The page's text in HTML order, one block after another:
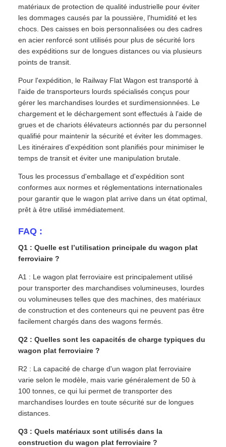
matériaux de protection de qualité industrielle pour éviter
les dommages causés par la poussière, l'humidité et les
chocs. Des caisses en bois personnalisées ou des cadres
en acier renforcé sont utilisés pour plus de sécurité lors
des expéditions sur de longues distances ou via plusieurs
points de transit.
Pour l'expédition, le Railway Flat Wagon est transporté à
l'aide de transporteurs lourds spécialisés conçus pour
gérer les marchandises lourdes et surdimensionnées. Le
chargement et le déchargement sont effectués à l'aide de
grues et de chariots élévateurs actionnés par du personnel
qualifié pour maintenir la sécurité et éviter les dommages.
Les itinéraires d'expédition sont planifiés pour minimiser le
temps de transit et éviter une manipulation brutale.
Tous les processus d'emballage et d'expédition sont
conformes aux normes et réglementations internationales
pour garantir que le wagon plat arrive dans un état optimal,
prêt à être utilisé immédiatement.
FAQ :
Q1 : Quelle est l’utilisation principale du wagon plat
ferroviaire ?
A1 : Le wagon plat ferroviaire est principalement utilisé
pour transporter des marchandises volumineuses, lourdes
ou volumineuses telles que des machines, des matériaux
de construction et des conteneurs qui ne peuvent pas être
facilement chargés dans des wagons fermés.
Q2 : Quelles sont les capacités de charge typiques du
wagon plat ferroviaire ?
R2 : La capacité de charge d'un wagon plat ferroviaire
varie selon le modèle, mais varie généralement de 50 à
100 tonnes, ce qui lui permet de transporter des
marchandises lourdes en toute sécurité sur de longues
distances.
Q3 : Quels matériaux sont utilisés dans la
construction du wagon plat ferroviaire ?